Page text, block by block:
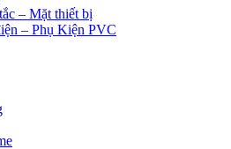
– Mặt thiết bị
– Phụ Kiện PVC